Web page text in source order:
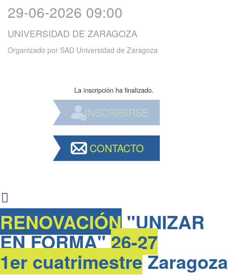
29-06-2026 09:00
UNIVERSIDAD DE ZARAGOZA
Organizado por SAD Universidad de Zaragoza
La inscripción ha finalizado.
INSCRIBIRSE
CONTACTO
RENOVACIÓN"UNIZAR
EN FORMA"26-27
1er cuatrimestreZaragoza